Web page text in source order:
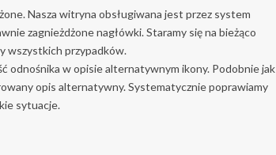
Nasza witryna obsługiwana jest przez system
zagnieżdżone nagłówki. Staramy się na bieżąco
wszystkich przypadków.
odnośnika w opisie alternatywnym ikony. Podobnie jak
opis alternatywny. Systematycznie poprawiamy
sytuacje.